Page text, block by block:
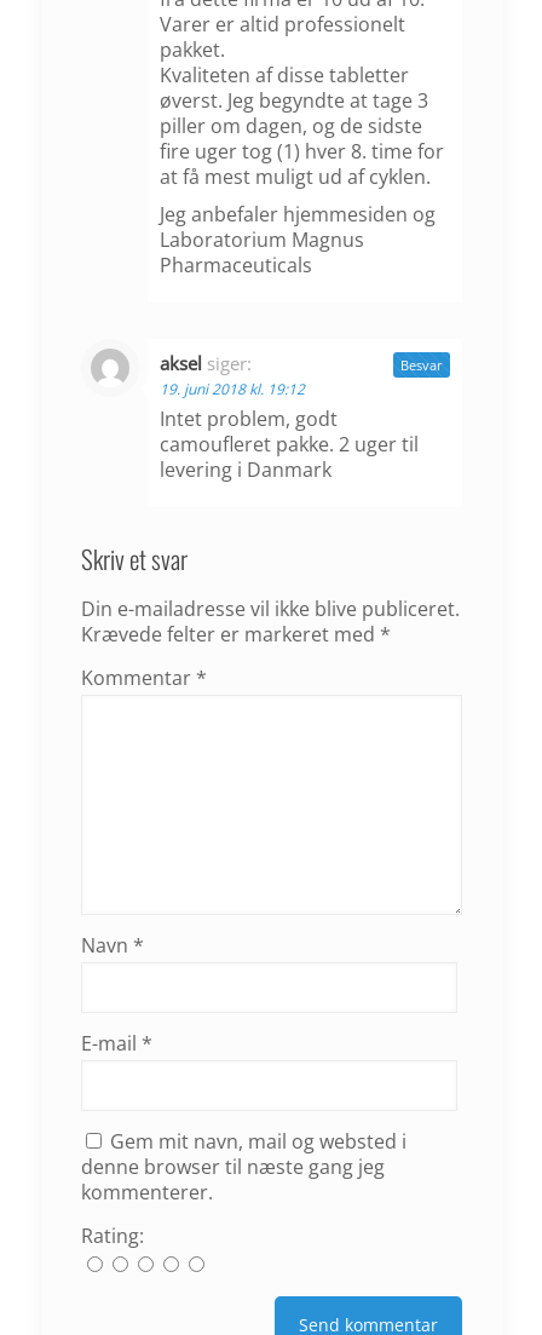
Varer er altid professionelt
pakket.
Kvaliteten af disse tabletter
øverst. Jeg begyndte at tage 3
piller om dagen, og de sidste
fire uger tog (1) hver 8. time for
at få mest muligt ud af cyklen.
Jeg anbefaler hjemmesiden og
Laboratorium Magnus
Pharmaceuticals
aksel siger:
19. juni 2018 kl. 19:12
Intet problem, godt
camoufleret pakke. 2 uger til
levering i Danmark
Besvar
Skriv et svar
Din e-mailadresse vil ikke blive publiceret.
Krævede felter er markeret med *
Kommentar *
Navn *
E-mail *
Gem mit navn, mail og websted i
denne browser til næste gang jeg
kommenterer.
Rating: